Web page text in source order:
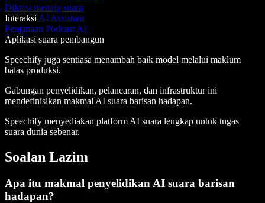
Diktasi menaip suara
Interaksi AI Assistant
Penjanaan Podcast AI
Aplikasi suara pembangun
Speechify juga sentiasa menambah baik model melalui maklum
balas produksi.
Gabungan penyelidikan, pelancaran, dan infrastruktur ini
mendefinisikan makmal AI suara barisan hadapan.
Speechify menyediakan platform AI suara lengkap untuk tugas
suara dunia sebenar.
Soalan Lazim
Apa itu makmal penyelidikan AI suara barisan
hadapan?